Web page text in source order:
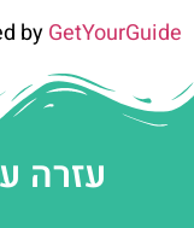
byGetYourGuide
עזרה